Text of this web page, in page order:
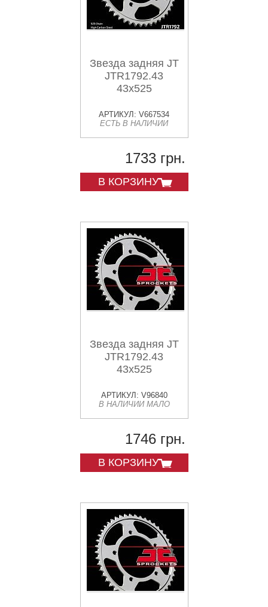
Звезда задняя JT
JTR1792.43
43x525
АРТИКУЛ: V667534
ЕСТЬ В НАЛИЧИИ
1733 грн.
В КОРЗИНУ
Звезда задняя JT
JTR1792.43
43x525
АРТИКУЛ: V96840
В НАЛИЧИИ МАЛО
1746 грн.
В КОРЗИНУ